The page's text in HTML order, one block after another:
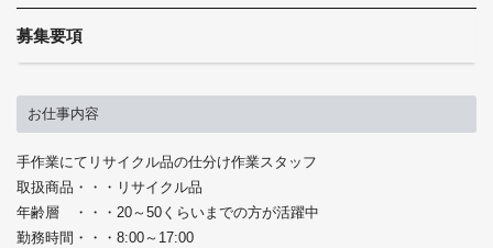
募集要項
お仕事内容
手作業にてリサイクル品の仕分け作業スタッフ
取扱商品・・・リサイクル品
年齢層 ・・・20～50くらいまでの方が活躍中
勤務時間・・・8:00～17:00